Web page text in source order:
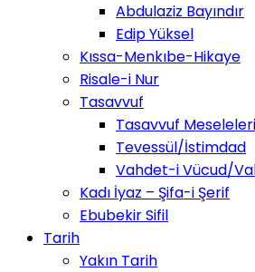
Abdulaziz Bayındır
Edip Yüksel
Kıssa-Menkıbe-Hikaye
Risale-i Nur
Tasavvuf
Tasavvuf Meseleleri
Tevessül/İstimdad
Vahdet-i Vücud/
Kadı İyaz – Şifa-i Şerif
Ebubekir Sifil
Tarih
Yakın Tarih